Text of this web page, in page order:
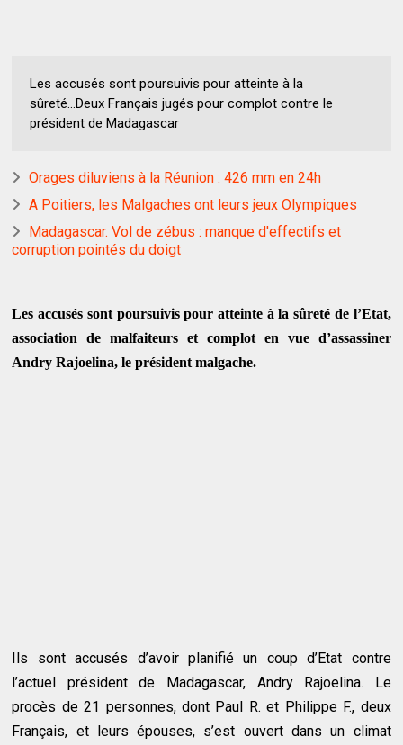
Les accusés sont poursuivis pour atteinte à la
sûreté...Deux Français jugés pour complot contre le
président de Madagascar
Orages diluviens à la Réunion : 426 mm en 24h
A Poitiers, les Malgaches ont leurs jeux Olympiques
Madagascar. Vol de zébus : manque d'effectifs et
corruption pointés du doigt
Les accusés sont poursuivis pour atteinte à la sûreté de l’Etat,
association de malfaiteurs et complot en vue d’assassiner
Andry Rajoelina, le président malgache.
Ils sont accusés d’avoir planifié un coup d’Etat contre
l’actuel président de Madagascar, Andry Rajoelina. Le
procès de 21 personnes, dont Paul R. et Philippe F., deux
Français, et leurs épouses, s’est ouvert dans un climat